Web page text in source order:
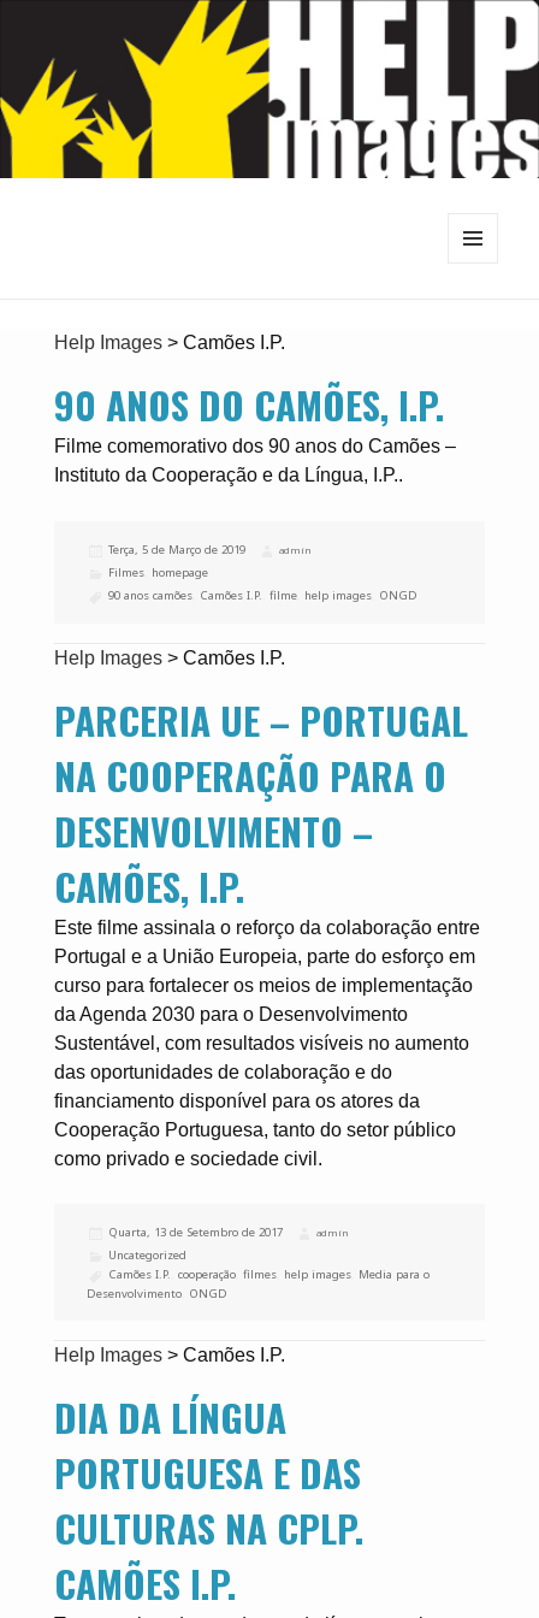
Help Images> Camões I.P.
90 ANOS DO CAMÕES, I.P.
Filme comemorativo dos 90 anos do Camões –
Instituto da Cooperação e da Língua, I.P..
Publicado
Terça, 5 de Março de 2019 Autor
admin
Categorias
Filmes homepage
Etiquetas
90 anos camões Camões I.P. ,filme help images ONGD
Help Images> Camões I.P.
PARCERIA UE – PORTUGAL
NA COOPERAÇÃO PARA O
DESENVOLVIMENTO –
CAMÕES, I.P.
Este filme assinala o reforço da colaboração entre
Portugal e a União Europeia, parte do esforço em
curso para fortalecer os meios de implementação
da Agenda 2030 para o Desenvolvimento
Sustentável, com resultados visíveis no aumento
das oportunidades de colaboração e do
financiamento disponível para os atores da
Cooperação Portuguesa, tanto do setor público
como privado e sociedade civil.
Publicado
Quarta, 13 de Setembro de 2017 Autor
admin
Categorias
Uncategorized
Etiquetas
Camões I.P. ,cooperação ,filmes help images Media para o
Desenvolvimento ONGD
Help Images> Camões I.P.
DIA DA LÍNGUA
PORTUGUESA E DAS
CULTURAS NA CPLP.
CAMÕES I.P.